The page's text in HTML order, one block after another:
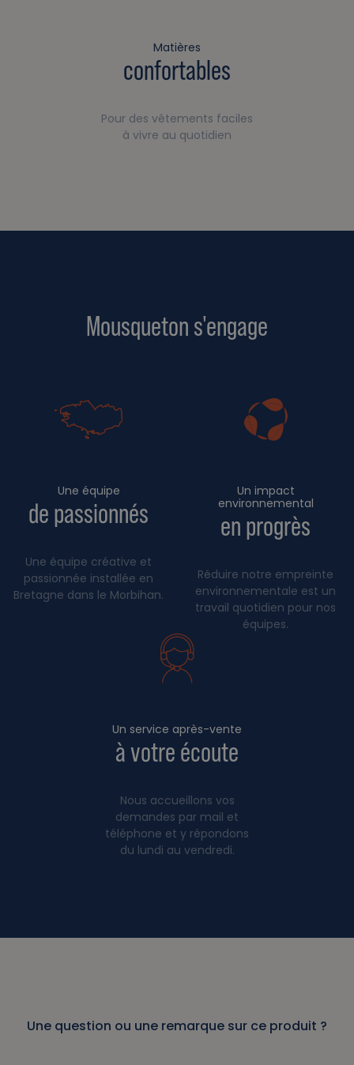
Matières
confortables
Pour des vêtements faciles
à vivre au quotidien
Mousqueton s'engage
Une équipe
de passionnés
Une équipe créative et
passionnée installée en
Bretagne dans le Morbihan.
Un impact
environnemental
en progrès
Réduire notre empreinte
environnementale est un
travail quotidien pour nos
équipes.
Un service après-vente
à votre écoute
Nous accueillons vos
demandes par mail et
téléphone et y répondons
du lundi au vendredi.
Une question ou une remarque sur ce produit ?